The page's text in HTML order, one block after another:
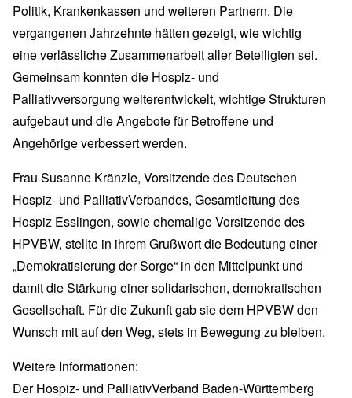
Politik, Krankenkassen und weiteren Partnern. Die
vergangenen Jahrzehnte hätten gezeigt, wie wichtig
eine verlässliche Zusammenarbeit aller Beteiligten sei.
Gemeinsam konnten die Hospiz- und
Palliativversorgung weiterentwickelt, wichtige Strukturen
aufgebaut und die Angebote für Betroffene und
Angehörige verbessert werden.
Frau Susanne Kränzle, Vorsitzende des Deutschen
Hospiz- und PalliativVerbandes, Gesamtleitung des
Hospiz Esslingen, sowie ehemalige Vorsitzende des
HPVBW, stellte in ihrem Grußwort die Bedeutung einer
„Demokratisierung der Sorge“ in den Mittelpunkt und
damit die Stärkung einer solidarischen, demokratischen
Gesellschaft. Für die Zukunft gab sie dem HPVBW den
Wunsch mit auf den Weg, stets in Bewegung zu bleiben.
Weitere Informationen:
Der Hospiz- und PalliativVerband Baden-Württemberg